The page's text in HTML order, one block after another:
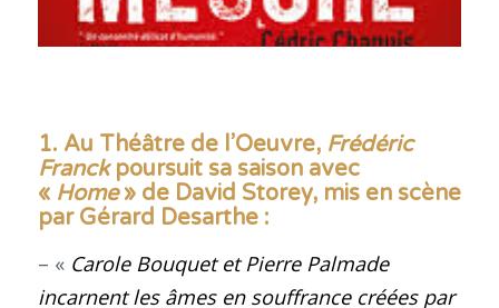
1. Au Théâtre de l’Oeuvre, Frédéric
Franckpoursuit sa saison avec
« Home» de David Storey, mis en scène
par Gérard Desarthe:
– « Carole Bouquet et Pierre Palmade
incarnent les âmes en souffrance créées par